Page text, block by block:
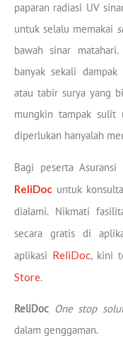
paparan radiasi UV
untuk selalu memakai
bawah sinar
banyak sekali
atau tabir surya yang
mungkin tampak sulit
diperlukan hanyalah
Bagi peserta Asuransi
ReliDoc untuk
dialami. Nikmati
secara gratis di
aplikasi ReliDoc, kini
Store.
ReliDoc One stop
dalam genggaman.